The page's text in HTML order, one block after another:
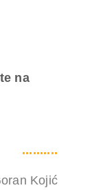
na
..........
Kojić